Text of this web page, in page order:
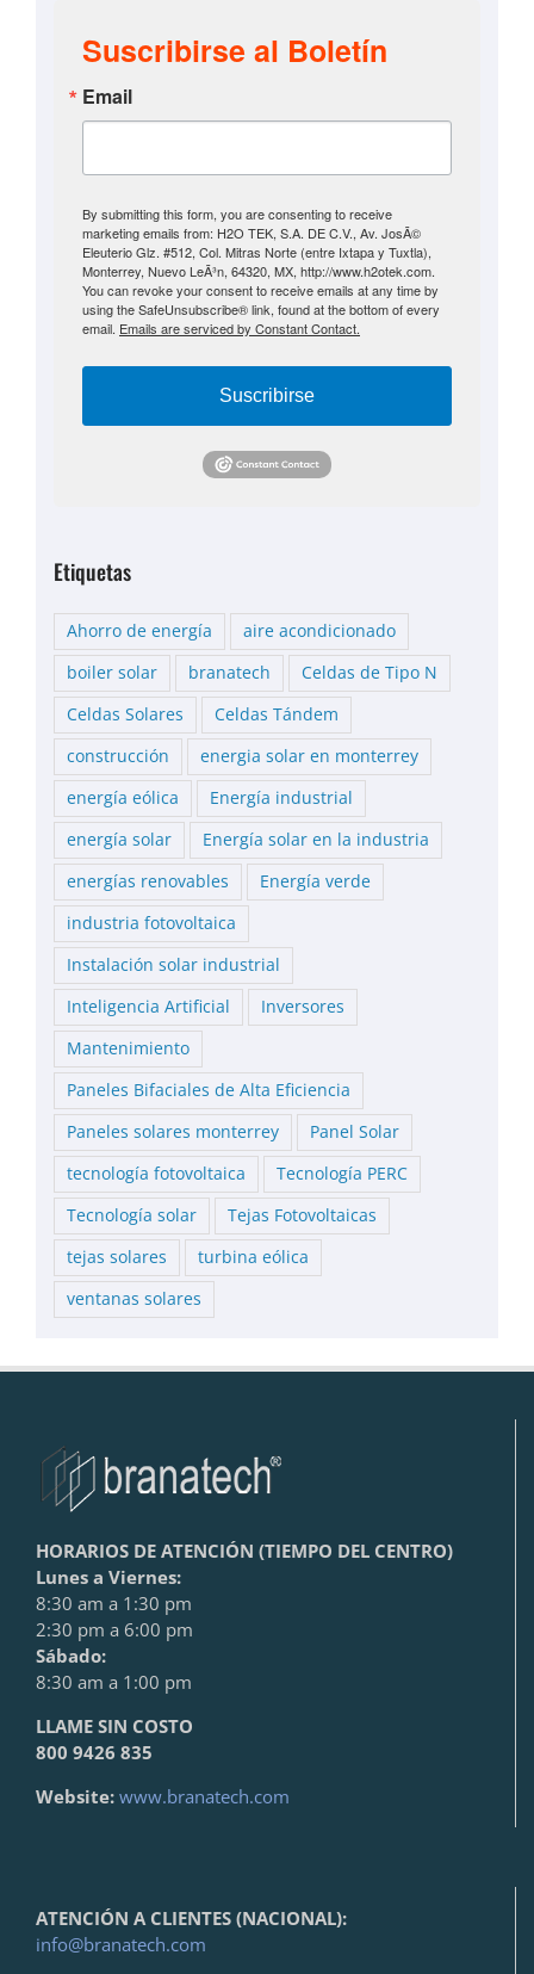
Suscribirse al Boletín
Email
By submitting this form, you are consenting to receive
marketing emails from: H2O TEK, S.A. DE C.V., Av. JosÃ©
Eleuterio Glz. #512, Col. Mitras Norte (entre Ixtapa y Tuxtla),
Monterrey, Nuevo LeÃ³n, 64320, MX, http://www.h2otek.com.
You can revoke your consent to receive emails at any time by
using the SafeUnsubscribe® link, found at the bottom of every
email. Emails are serviced by Constant Contact.
Suscribirse
Etiquetas
Ahorro de energía
aire acondicionado
boiler solar
branatech
Celdas de Tipo N
Celdas Solares
Celdas Tándem
construcción
energia solar en monterrey
energía eólica
Energía industrial
energía solar
Energía solar en la industria
energías renovables
Energía verde
industria fotovoltaica
Instalación solar industrial
Inteligencia Artificial
Inversores
Mantenimiento
Paneles Bifaciales de Alta Eficiencia
Paneles solares monterrey
Panel Solar
tecnología fotovoltaica
Tecnología PERC
Tecnología solar
Tejas Fotovoltaicas
tejas solares
turbina eólica
ventanas solares
HORARIOS DE ATENCIÓN (TIEMPO DEL CENTRO)
Lunes a Viernes:
8:30 am a 1:30 pm
2:30 pm a 6:00 pm
Sábado:
8:30 am a 1:00 pm
LLAME SIN COSTO
800 9426 835
Website: www.branatech.com
ATENCIÓN A CLIENTES (NACIONAL):
info@branatech.com